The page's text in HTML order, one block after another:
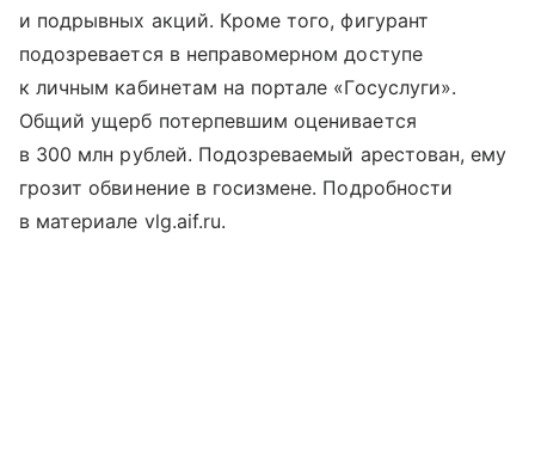
и подрывных акций. Кроме того, фигурант
подозревается в неправомерном доступе
к личным кабинетам на портале «Госуслуги».
Общий ущерб потерпевшим оценивается
в 300 млн рублей. Подозреваемый арестован, ему
грозит обвинение в госизмене. Подробности
в материале vlg.aif.ru.